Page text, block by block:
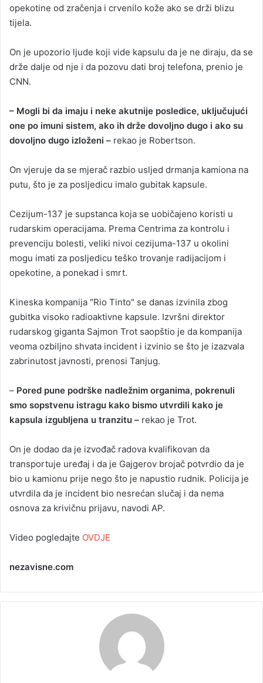
opekotine od zračenja i crvenilo kože ako se drži blizu
tijela.
On je upozorio ljude koji vide kapsulu da je ne diraju, da se
drže dalje od nje i da pozovu dati broj telefona, prenio je
CNN.
– Mogli bi da imaju i neke akutnije posledice, uključujući
one po imuni sistem, ako ih drže dovoljno dugo i ako su
dovoljno dugo izloženi – rekao je Robertson.
On vjeruje da se mjerač razbio usljed drmanja kamiona na
putu, što je za posljedicu imalo gubitak kapsule.
Cezijum-137 je supstanca koja se uobičajeno koristi u
rudarskim operacijama. Prema Centrima za kontrolu i
prevenciju bolesti, veliki nivoi cezijuma-137 u okolini
mogu imati za posljedicu teško trovanje radijacijom i
opekotine, a ponekad i smrt.
Kineska kompanija "Rio Tinto" se danas izvinila zbog
gubitka visoko radioaktivne kapsule. Izvršni direktor
rudarskog giganta Sajmon Trot saopštio je da kompanija
veoma ozbiljno shvata incident i izvinio se što je izazvala
zabrinutost javnosti, prenosi Tanjug.
– Pored pune podrške nadležnim organima, pokrenuli
smo sopstvenu istragu kako bismo utvrdili kako je
kapsula izgubljena u tranzitu – rekao je Trot.
On je dodao da je izvođač radova kvalifikovan da
transportuje uređaj i da je Gajgerov brojač potvrdio da je
bio u kamionu prije nego što je napustio rudnik. Policija je
utvrdila da je incident bio nesrećan slučaj i da nema
osnova za krivičnu prijavu, navodi AP.
Video pogledajte OVDJE
nezavisne.com